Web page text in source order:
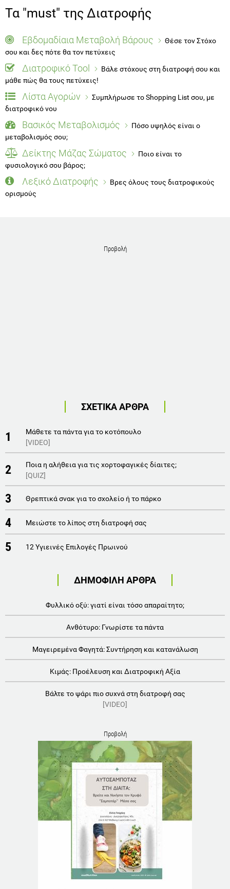
Τα "must" της Διατροφής
Εβδομαδίαια Μεταβολή Βάρους
Θέσε τον Στόχο
σου και δες πότε θα τον πετύχεις
Διατροφικό Tool
Βάλε στόχους στη διατροφή σου και
μάθε πώς θα τους πετύχεις!
Λίστα Αγορών
Συμπλήρωσε το Shopping List σου, με
διατροφικό νου
Βασικός Μεταβολισμός
Πόσο υψηλός είναι ο
μεταβολισμός σου;
Δείκτης Μάζας Σώματος
Ποιο είναι το
φυσιολογικό σου βάρος;
Λεξικό Διατροφής
Βρες όλους τους διατροφικούς
ορισμούς
Προβολή
ΣΧΕΤΙΚΑ ΑΡΘΡΑ
1
Μάθετε τα πάντα για το κοτόπουλο
[VIDEO]
2
Ποια η αλήθεια για τις χορτοφαγικές δίαιτες;
[QUIZ]
3 Θρεπτικά σνακ για το σχολείο ή το πάρκο
4 Μειώστε το λίπος στη διατροφή σας
5 12 Υγιεινές Επιλογές Πρωινού
ΔΗΜΟΦΙΛΗ ΑΡΘΡΑ
Φυλλικό οξύ: γιατί είναι τόσο απαραίτητο;
Ανθότυρο: Γνωρίστε τα πάντα
Μαγειρεμένα Φαγητά: Συντήρηση και κατανάλωση
Κιμάς: Προέλευση και Διατροφική Αξία
Βάλτε το ψάρι πιο συχνά στη διατροφή σας
[VIDEO]
Προβολή